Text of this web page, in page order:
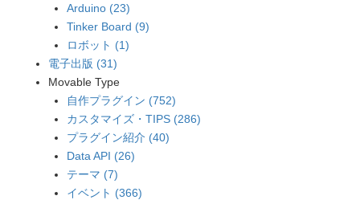
Arduino (23)
Tinker Board (9)
ロボット (1)
電子出版 (31)
Movable Type
自作プラグイン (752)
カスタマイズ・TIPS (286)
プラグイン紹介 (40)
Data API (26)
テーマ (7)
イベント (366)